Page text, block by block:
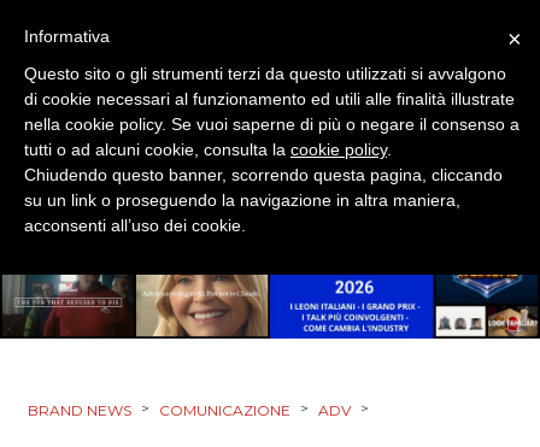
EVENTI
MOBILE
PROMOZIONI
PUNTI VENDITA
BRAND NEWS > COMUNICAZIONE > ADV >
×
Informativa
Questo sito o gli strumenti terzi da questo utilizzati si avvalgono
di cookie necessari al funzionamento ed utili alle finalità illustrate
nella cookie policy. Se vuoi saperne di più o negare il consenso a
tutti o ad alcuni cookie, consulta la cookie policy.
Chiudendo questo banner, scorrendo questa pagina, cliccando
su un link o proseguendo la navigazione in altra maniera,
acconsenti all’uso dei cookie.